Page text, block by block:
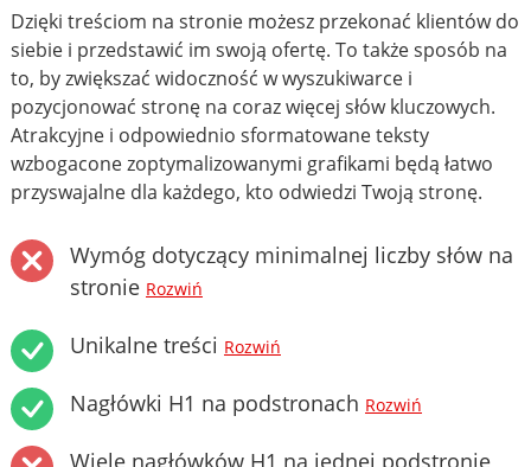
Dzięki treściom na stronie możesz przekonać klientów do
siebie i przedstawić im swoją ofertę. To także sposób na
to, by zwiększać widoczność w wyszukiwarce i
pozycjonować stronę na coraz więcej słów kluczowych.
Atrakcyjne i odpowiednio sformatowane teksty
wzbogacone zoptymalizowanymi grafikami będą łatwo
przyswajalne dla każdego, kto odwiedzi Twoją stronę.
Wymóg dotyczący minimalnej liczby słów na
stronie Rozwiń
Unikalne treści Rozwiń
Nagłówki H1 na podstronach Rozwiń
Wiele nagłówków H1 na jednej podstronie